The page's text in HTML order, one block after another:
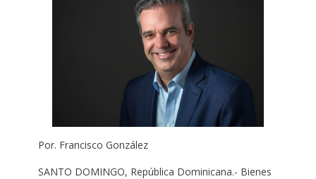
Por. Francisco González
SANTO DOMINGO, República Dominicana.- Bienes